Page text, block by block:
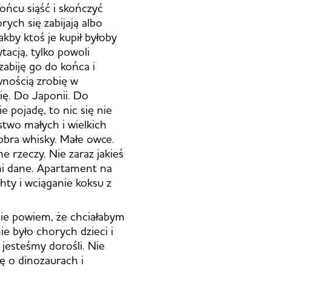
siąść i skończyć
się zabijają albo
ktoś je kupił byłoby
tylko powoli
go do końca i
zrobię w
Do Japonii. Do
pojadę, to nic się nie
małych i wielkich
whisky. Małe owce.
rzeczy. Nie zaraz jakieś
dane. Apartament na
i wciąganie koksu z
powiem, że chciałabym
było chorych dzieci i
dorośli. Nie
o dinozaurach i